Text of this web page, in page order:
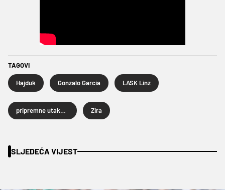
TAGOVI
Hajduk Gonzalo Garcia LASK Linz
Zira
SLJEDEĆA VIJEST